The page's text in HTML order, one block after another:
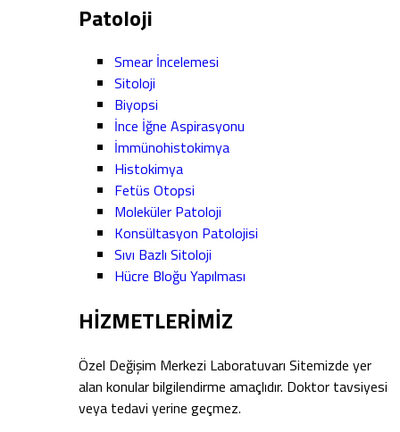
Patoloji
Smear İncelemesi
Sitoloji
Biyopsi
İnce İğne Aspirasyonu
İmmünohistokimya
Histokimya
Fetüs Otopsi
Moleküler Patoloji
Konsültasyon Patolojisi
Sıvı Bazlı Sitoloji
Hücre Bloğu Yapılması
HİZMETLERİMİZ
Özel Değişim Merkezi Laboratuvarı Sitemizde yer
alan konular bilgilendirme amaçlıdır. Doktor tavsiyesi
veya tedavi yerine geçmez.